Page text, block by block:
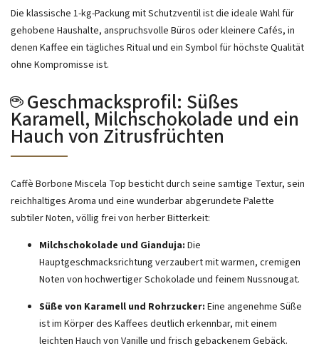
Die klassische 1-kg-Packung mit Schutzventil ist die ideale Wahl für
gehobene Haushalte, anspruchsvolle Büros oder kleinere Cafés, in
denen Kaffee ein tägliches Ritual und ein Symbol für höchste Qualität
ohne Kompromisse ist.
☕ Geschmacksprofil: Süßes
Karamell, Milchschokolade und ein
Hauch von Zitrusfrüchten
Caffè Borbone Miscela Top besticht durch seine samtige Textur, sein
reichhaltiges Aroma und eine wunderbar abgerundete Palette
subtiler Noten, völlig frei von herber Bitterkeit:
Milchschokolade und Gianduja: Die
Hauptgeschmacksrichtung verzaubert mit warmen, cremigen
Noten von hochwertiger Schokolade und feinem Nussnougat.
Süße von Karamell und Rohrzucker: Eine angenehme Süße
ist im Körper des Kaffees deutlich erkennbar, mit einem
leichten Hauch von Vanille und frisch gebackenem Gebäck.